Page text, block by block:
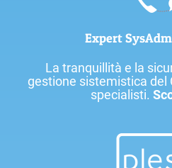
Expert
La tranquillità e la
gestione sistemistica del
specialisti.